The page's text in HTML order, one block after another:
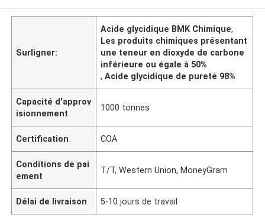
Surligner:
Acide glycidique BMK Chimique,
Les produits chimiques présentant
une teneur en dioxyde de carbone
inférieure ou égale à 50%
,Acide glycidique de pureté 98%
Capacité d'approv
isionnement
1000 tonnes
Certification COA
Conditions de pai
ement
T/T, Western Union, MoneyGram
Délai de livraison 5-10 jours de travail